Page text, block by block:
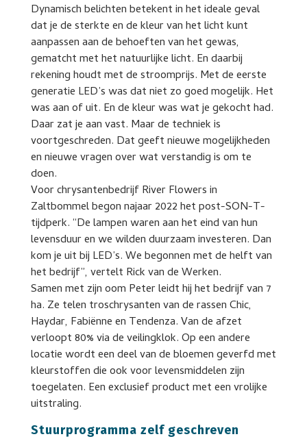
Dynamisch belichten betekent in het ideale geval
dat je de sterkte en de kleur van het licht kunt
aanpassen aan de behoeften van het gewas,
gematcht met het natuurlijke licht. En daarbij
rekening houdt met de stroomprijs. Met de eerste
generatie LED’s was dat niet zo goed mogelijk. Het
was aan of uit. En de kleur was wat je gekocht had.
Daar zat je aan vast. Maar de techniek is
voortgeschreden. Dat geeft nieuwe mogelijkheden
en nieuwe vragen over wat verstandig is om te
doen.
Voor chrysantenbedrijf River Flowers in
Zaltbommel begon najaar 2022 het post-SON-T-
tijdperk. “De lampen waren aan het eind van hun
levensduur en we wilden duurzaam investeren. Dan
kom je uit bij LED’s. We begonnen met de helft van
het bedrijf”, vertelt Rick van de Werken.
Samen met zijn oom Peter leidt hij het bedrijf van 7
ha. Ze telen troschrysanten van de rassen Chic,
Haydar, Fabiënne en Tendenza. Van de afzet
verloopt 80% via de veilingklok. Op een andere
locatie wordt een deel van de bloemen geverfd met
kleurstoffen die ook voor levensmiddelen zijn
toegelaten. Een exclusief product met een vrolijke
uitstraling.
Stuurprogramma zelf geschreven